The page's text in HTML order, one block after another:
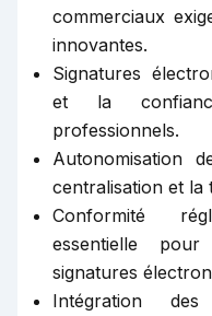
commerciaux
innovantes.
Signatures
et la
professionnels.
Autonomisation
centralisation et la
Conformité
essentielle
signatures
Intégration